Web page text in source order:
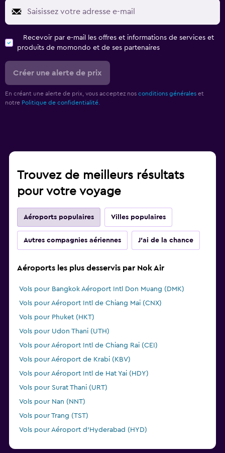
Recevoir par e-mail les offres et informations de services et
produits de momondo et de ses partenaires
Créer une alerte de prix
En créant une alerte de prix, vous acceptez nos conditions générales et
notre Politique de confidentialité.
Trouvez de meilleurs résultats
pour votre voyage
Aéroports populaires Villes populaires
Autres compagnies aériennes J'ai de la chance
Aéroports les plus desservis par Nok Air
Vols pour Bangkok Aéroport Intl Don Muang (DMK)
Vols pour Aéroport Intl de Chiang Mai (CNX)
Vols pour Phuket (HKT)
Vols pour Udon Thani (UTH)
Vols pour Aéroport Intl de Chiang Rai (CEI)
Vols pour Aéroport de Krabi (KBV)
Vols pour Aéroport Intl de Hat Yai (HDY)
Vols pour Surat Thani (URT)
Vols pour Nan (NNT)
Vols pour Trang (TST)
Vols pour Aéroport d'Hyderabad (HYD)